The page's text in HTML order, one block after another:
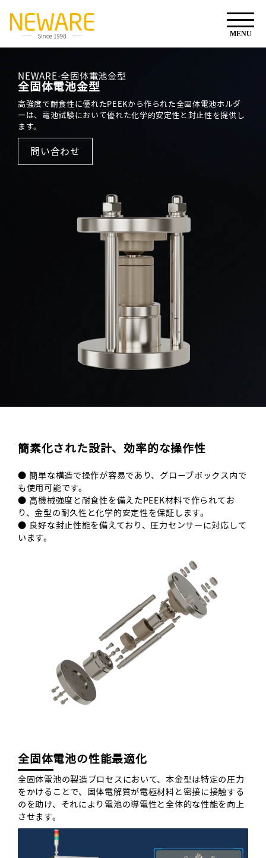
NEWARE-全固体電池金型
全固体電池金型
高強度で耐食性に優れたPEEKから作られた全固体電池ホルダ
ーは、電池試験において優れた化学的安定性と封止性を提供し
ます。
問い合わせ
簡素化された設計、効率的な操作性
● 簡単な構造で操作が容易であり、グローブボックス内で
も使用可能です。
● 高機械強度と耐食性を備えたPEEK材料で作られてお
り、金型の耐久性と化学的安定性を保証します。
● 良好な封止性能を備えており、圧力センサーに対応して
います。
全固体電池の性能最適化
全固体電池の製造プロセスにおいて、本金型は特定の圧力
をかけることで、固体電解質が電極材料と密接に接触する
のを助け、それにより電池の導電性と全体的な性能を向上
させます。